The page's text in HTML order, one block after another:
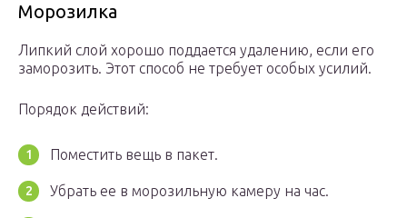
Морозилка
Липкий слой хорошо поддается удалению, если его
заморозить. Этот способ не требует особых усилий.
Порядок действий:
Поместить вещь в пакет.
Убрать ее в морозильную камеру на час.